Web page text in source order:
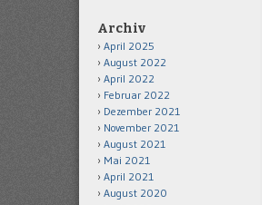
Archiv
April 2025
August 2022
April 2022
Februar 2022
Dezember 2021
November 2021
August 2021
Mai 2021
April 2021
August 2020